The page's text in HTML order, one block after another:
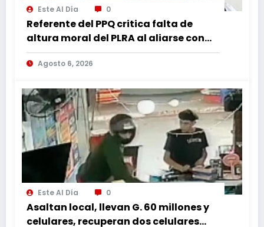
Este Al Día 0
Referente del PPQ critica falta de
altura moral del PLRA al aliarse con
corruptos
Agosto 6, 2026
Este Al Día 0
Asaltan local, llevan G. 60 millones y
celulares, recuperan dos celulares